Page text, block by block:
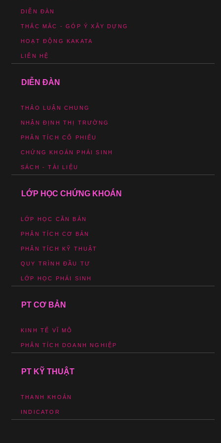
DIỄN ĐÀN
THẮC MẮC - GÓP Ý XÂY DỰNG
HOẠT ĐỘNG KAKATA
LIÊN HỆ
DIỄN ĐÀN
THẢO LUẬN CHUNG
NHẬN ĐỊNH THỊ TRƯỜNG
PHÂN TÍCH CỔ PHIẾU
CHỨNG KHOÁN PHÁI SINH
SÁCH - TÀI LIỆU
LỚP HỌC CHỨNG KHOÁN
LỚP HỌC CĂN BẢN
PHÂN TÍCH CƠ BẢN
PHÂN TÍCH KỸ THUẬT
QUY TRÌNH ĐẦU TƯ
LỚP HỌC PHÁI SINH
PT CƠ BẢN
KINH TẾ VĨ MÔ
PHÂN TÍCH DOANH NGHIỆP
PT KỸ THUẬT
THANH KHOẢN
INDICATOR